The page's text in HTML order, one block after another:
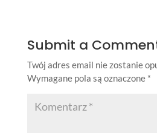
Submit a
Twój adres email nie zostanie
Wymagane pola są oznaczone *